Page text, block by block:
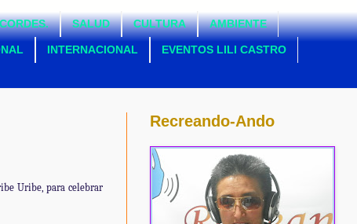
SALUD CULTURA AMBIENTE
INTERNACIONAL EVENTOS LILI CASTRO
Uribe, para celebrar
Recreando-Ando